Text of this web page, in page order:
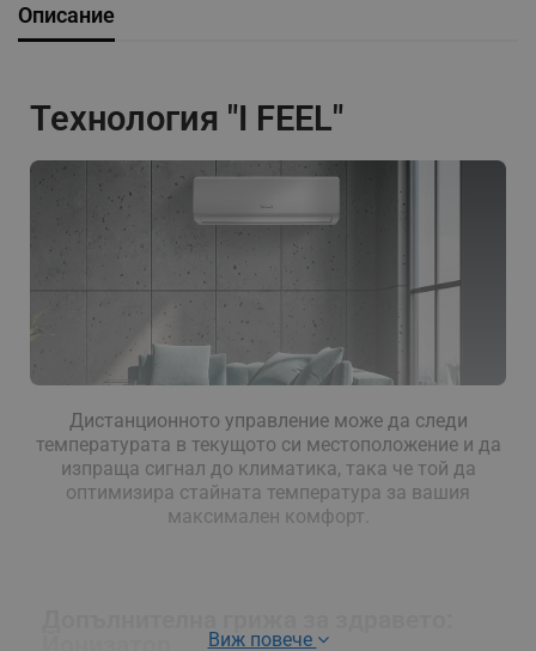
Описание
Технология "I FEEL"
Дистанционното управление може да следи
температурата в текущото си местоположение и да
изпраща сигнал до климатика, така че той да
оптимизира стайната температура за вашия
максимален комфорт.
Виж повече